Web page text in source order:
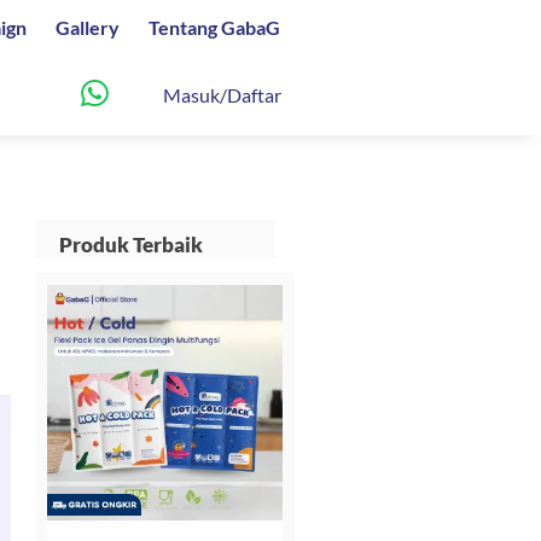
Gallery Tentang GabaG
Masuk/Daftar
Produk Terbaik